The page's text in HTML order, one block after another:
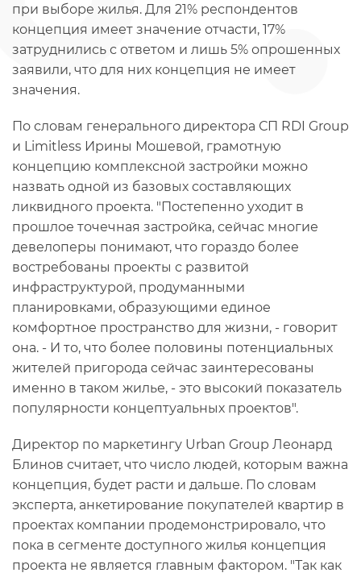
при выборе жилья. Для 21% респондентов
концепция имеет значение отчасти, 17%
затруднились с ответом и лишь 5% опрошенных
заявили, что для них концепция не имеет
значения.
По словам генерального директора СП RDI Group
и Limitless Ирины Мошевой, грамотную
концепцию комплексной застройки можно
назвать одной из базовых составляющих
ликвидного проекта. "Постепенно уходит в
прошлое точечная застройка, сейчас многие
девелоперы понимают, что гораздо более
востребованы проекты с развитой
инфраструктурой, продуманными
планировками, образующими единое
комфортное пространство для жизни, - говорит
она. - И то, что более половины потенциальных
жителей пригорода сейчас заинтересованы
именно в таком жилье, - это высокий показатель
популярности концептуальных проектов".
Директор по маркетингу Urban Group Леонард
Блинов считает, что число людей, которым важна
концепция, будет расти и дальше. По словам
эксперта, анкетирование покупателей квартир в
проектах компании продемонстрировало, что
пока в сегменте доступного жилья концепция
проекта не является главным фактором. "Так как